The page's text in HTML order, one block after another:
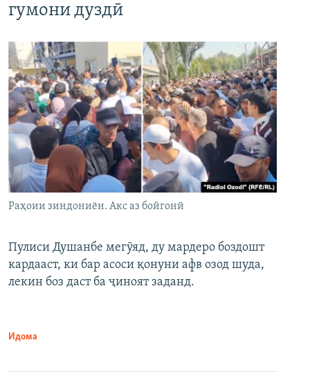
гумони дуздӣ
Раҳоии зиндониён. Акс аз бойгонӣ
Пулиси Душанбе мегӯяд, ду мардеро боздошт
кардааст, ки бар асоси қонуни афв озод шуда,
лекин боз даст ба ҷиноят заданд.
Идома